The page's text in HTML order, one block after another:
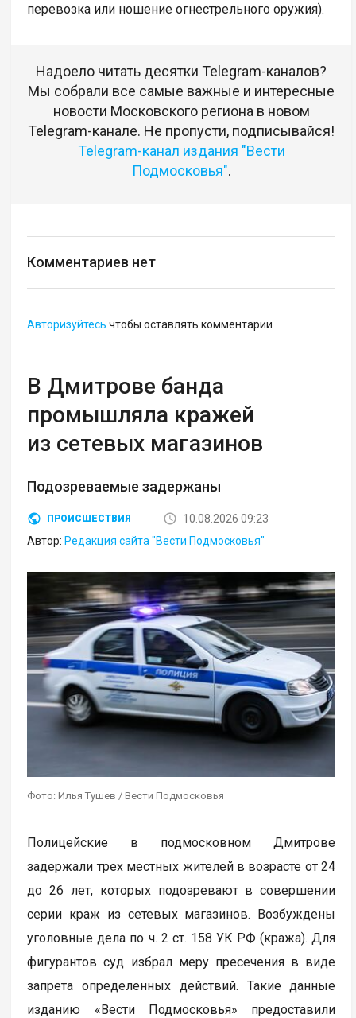
перевозка или ношение огнестрельного оружия).
Надоело читать десятки Telegram-каналов?
Мы собрали все самые важные и интересные
новости Московского региона в новом
Telegram-канале. Не пропусти, подписывайся!
Telegram-канал издания "Вести
Подмосковья".
Комментариев нет
Авторизуйтесь чтобы оставлять комментарии
В Дмитрове банда
промышляла кражей
из сетевых магазинов
Подозреваемые задержаны
ПРОИСШЕСТВИЯ
10.08.2026 09:23
Автор: Редакция сайта "Вести Подмосковья"
Фото: Илья Тушев / Вести Подмосковья
Полицейские в подмосковном Дмитрове
задержали трех местных жителей в возрасте от 24
до 26 лет, которых подозревают в совершении
серии краж из сетевых магазинов. Возбуждены
уголовные дела по ч. 2 ст. 158 УК РФ (кража). Для
фигурантов суд избрал меру пресечения в виде
запрета определенных действий. Такие данные
изданию «Вести Подмосковья» предоставили